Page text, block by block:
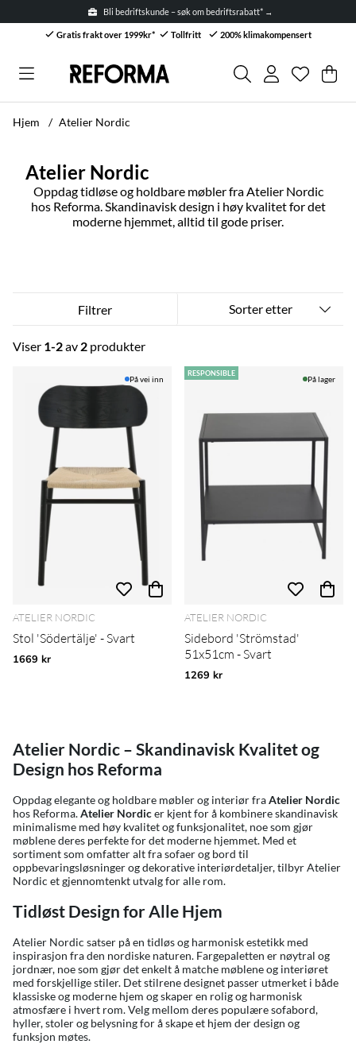
Bli bedriftskunde – søk om bedriftsrabatt* →
Gratis frakt over 1999kr* Tollfritt 200% klimakompensert
Antall i
. .
Hjem Atelier Nordic
Atelier Nordic
Oppdag tidløse og holdbare møbler fra Atelier Nordic
hos Reforma. Skandinavisk design i høy kvalitet for det
moderne hjemmet, alltid til gode priser.
Filtrer Sorter etter
Viser 1-2av 2 produkter
På vei inn
ATELIER NORDIC
Stol 'Södertälje' - Svart
1669 kr
RESPONSIBLE
På lager
ATELIER NORDIC
Sidebord 'Strömstad'
51x51cm - Svart
1269 kr
Atelier Nordic – Skandinavisk Kvalitet og
Design hos Reforma
Oppdag elegante og holdbare møbler og interiør fraAtelier Nordic
hos Reforma.Atelier Nordicer kjent for å kombinere skandinavisk
minimalisme med høy kvalitet og funksjonalitet, noe som gjør
møblene deres perfekte for det moderne hjemmet. Med et
sortiment som omfatter alt fra sofaer og bord til
oppbevaringsløsninger og dekorative interiørdetaljer, tilbyr Atelier
Nordic et gjennomtenkt utvalg for alle rom.
Tidløst Design for Alle Hjem
Atelier Nordic satser på en tidløs og harmonisk estetikk med
inspirasjon fra den nordiske naturen. Fargepaletten er nøytral og
jordnær, noe som gjør det enkelt å matche møblene og interiøret
med forskjellige stiler. Det stilrene designet passer utmerket i både
klassiske og moderne hjem og skaper en rolig og harmonisk
atmosfære i hvert rom. Velg mellom deres populære sofabord,
hyller, stoler og belysning for å skape et hjem der design og
funksjon møtes.